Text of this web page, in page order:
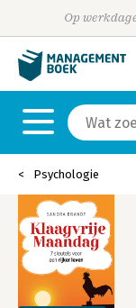
Op
Psychologie